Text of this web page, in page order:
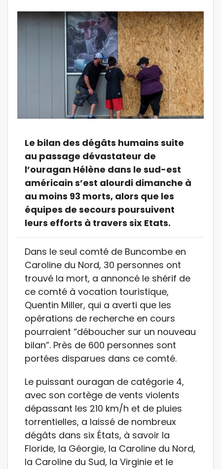
Le bilan des dégâts humains suite
au passage dévastateur de
l’ouragan Hélène dans le sud-est
américain s’est alourdi dimanche à
au moins 93 morts, alors que les
équipes de secours poursuivent
leurs efforts à travers six Etats.
Dans le seul comté de Buncombe en
Caroline du Nord, 30 personnes ont
trouvé la mort, a annoncé le shérif de
ce comté à vocation touristique,
Quentin Miller, qui a averti que les
opérations de recherche en cours
pourraient “déboucher sur un nouveau
bilan”. Près de 600 personnes sont
portées disparues dans ce comté.
Le puissant ouragan de catégorie 4,
avec son cortège de vents violents
dépassant les 210 km/h et de pluies
torrentielles, a laissé de nombreux
dégâts dans six États, à savoir la
Floride, la Géorgie, la Caroline du Nord,
la Caroline du Sud, la Virginie et le